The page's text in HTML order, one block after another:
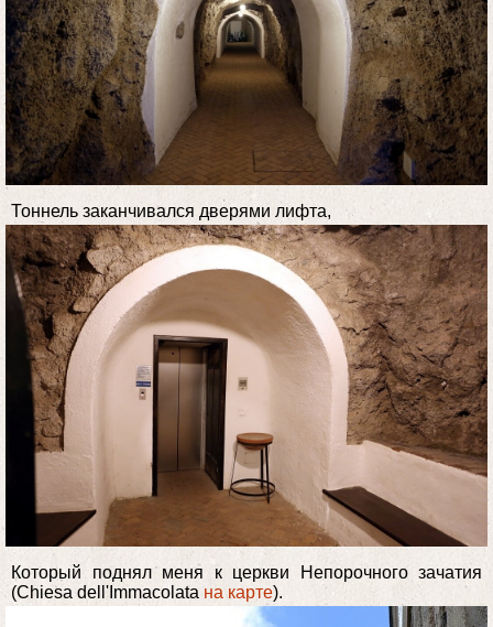
Тоннель заканчивался дверями лифта,
Который поднял меня к церкви Непорочного зачатия
(Chiesa dell'Immacolata на карте).